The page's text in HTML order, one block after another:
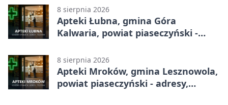
8 sierpnia 2026
Apteki Łubna, gmina Góra
Kalwaria, powiat piaseczyński -
8 sierpnia 2026
Apteki Mroków, gmina Lesznowola,
powiat piaseczyński - adresy,